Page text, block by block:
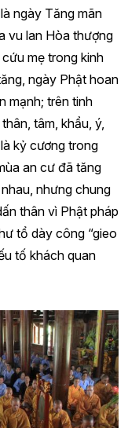
ngày Tăng mãn
vu lan Hòa thượng
mẹ trong kinh
ngày Phật hoan
mạnh; trên tinh
tâm, khẩu, ý,
kỷ cương trong
an cư đã tăng
nhưng chung
thân vì Phật pháp
tổ dày công “gieo
tố khách quan